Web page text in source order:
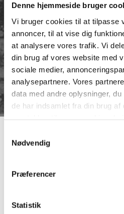
Denne hjemmeside bruger
Vi bruger cookies til at tilpasse
annoncer, til at vise dig
at analysere vores trafik. Vi
din brug af vores website med
sociale medier,
analysepartnere. Vores
data med andre oplysninger,
de har indsamlet fra din brug af
Nødvendig
Præferencer
Statistik
Menighedshuset før 1918 i